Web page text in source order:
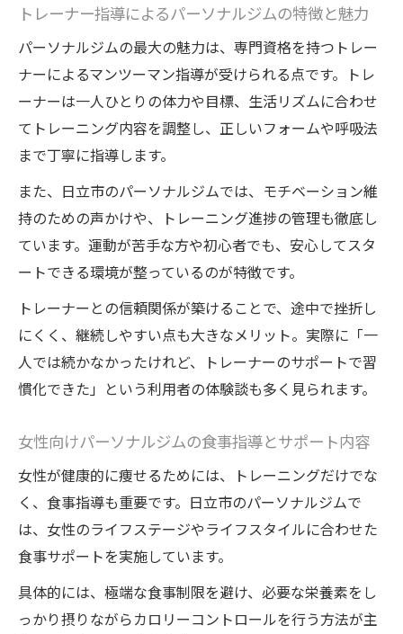
トレーナー指導によるパーソナルジムの特徴と魅力
パーソナルジムの最大の魅力は、専門資格を持つトレー
ナーによるマンツーマン指導が受けられる点です。トレ
ーナーは一人ひとりの体力や目標、生活リズムに合わせ
てトレーニング内容を調整し、正しいフォームや呼吸法
まで丁寧に指導します。
また、日立市のパーソナルジムでは、モチベーション維
持のための声かけや、トレーニング進捗の管理も徹底し
ています。運動が苦手な方や初心者でも、安心してスタ
ートできる環境が整っているのが特徴です。
トレーナーとの信頼関係が築けることで、途中で挫折し
にくく、継続しやすい点も大きなメリット。実際に「一
人では続かなかったけれど、トレーナーのサポートで習
慣化できた」という利用者の体験談も多く見られます。
女性向けパーソナルジムの食事指導とサポート内容
女性が健康的に痩せるためには、トレーニングだけでな
く、食事指導も重要です。日立市のパーソナルジムで
は、女性のライフステージやライフスタイルに合わせた
食事サポートを実施しています。
具体的には、極端な食事制限を避け、必要な栄養素をし
っかり摂りながらカロリーコントロールを行う方法が主